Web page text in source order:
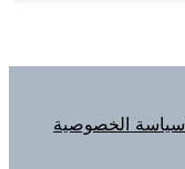
سياسة الخصوصية